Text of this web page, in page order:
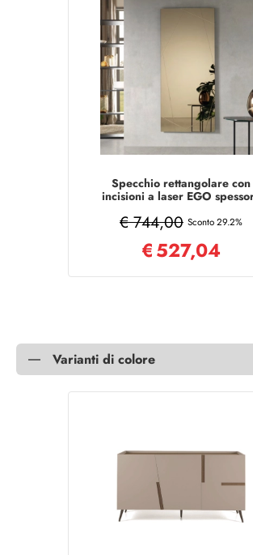
Specchio rettangolare con
incisioni a laser EGO
€ 744,00 Sconto 29.2%
€527,04
Varianti di colore